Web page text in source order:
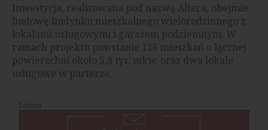
Inwestycja, realizowana pod nazwą Altera, obejmie
budowę budynku mieszkalnego wielorodzinnego z
lokalami usługowymi i garażem podziemnym. W
ramach projektu powstanie 116 mieszkań o łącznej
powierzchni około 5,8 tys. mkw. oraz dwa lokale
usługowe w parterze.
Reklama